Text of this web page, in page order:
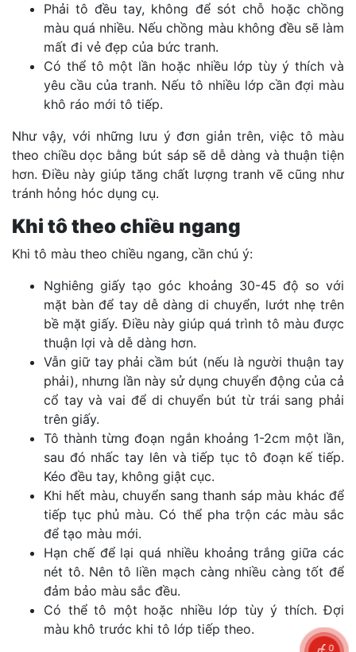
Phải tô đều tay, không để sót chỗ hoặc chồng
màu quá nhiều. Nếu chồng màu không đều sẽ làm
mất đi vẻ đẹp của bức tranh.
Có thể tô một lần hoặc nhiều lớp tùy ý thích và
yêu cầu của tranh. Nếu tô nhiều lớp cần đợi màu
khô ráo mới tô tiếp.
Như vậy, với những lưu ý đơn giản trên, việc tô màu
theo chiều dọc bằng bút sáp sẽ dễ dàng và thuận tiện
hơn. Điều này giúp tăng chất lượng tranh vẽ cũng như
tránh hỏng hóc dụng cụ.
Khi tô theo chiều ngang
Khi tô màu theo chiều ngang, cần chú ý:
Nghiêng giấy tạo góc khoảng 30-45 độ so với
mặt bàn để tay dễ dàng di chuyển, lướt nhẹ trên
bề mặt giấy. Điều này giúp quá trình tô màu được
thuận lợi và dễ dàng hơn.
Vẫn giữ tay phải cầm bút (nếu là người thuận tay
phải), nhưng lần này sử dụng chuyển động của cả
cổ tay và vai để di chuyển bút từ trái sang phải
trên giấy.
Tô thành từng đoạn ngắn khoảng 1-2cm một lần,
sau đó nhấc tay lên và tiếp tục tô đoạn kế tiếp.
Kéo đều tay, không giật cục.
Khi hết màu, chuyển sang thanh sáp màu khác để
tiếp tục phủ màu. Có thể pha trộn các màu sắc
để tạo màu mới.
Hạn chế để lại quá nhiều khoảng trắng giữa các
nét tô. Nên tô liền mạch càng nhiều càng tốt để
đảm bảo màu sắc đều.
Có thể tô một hoặc nhiều lớp tùy ý thích. Đợi
màu khô trước khi tô lớp tiếp theo.
0